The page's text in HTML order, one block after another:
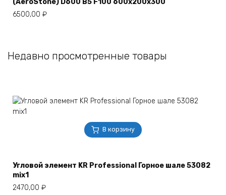
(AeroStone) D600 B5 F100 600х200х300
6500,00 ₽
Недавно просмотренные товары
В корзину
Угловой элемент KR Professional Горное шале 53082
mix1
2470,00 ₽